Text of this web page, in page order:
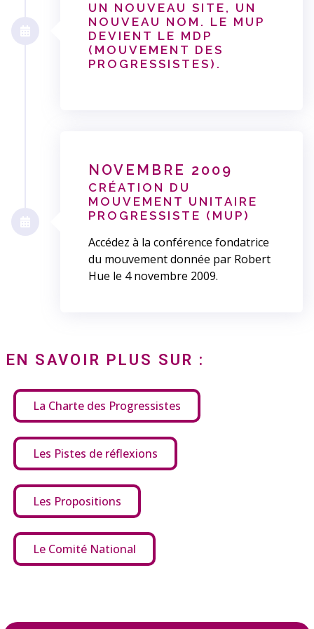
UN NOUVEAU SITE, UN
NOUVEAU NOM. LE MUP
DEVIENT LE MDP
(MOUVEMENT DES
PROGRESSISTES).
NOVEMBRE 2009
CRÉATION DU
MOUVEMENT UNITAIRE
PROGRESSISTE (MUP)
Accédez à la conférence fondatrice
du mouvement donnée par Robert
Hue le 4 novembre 2009.
EN SAVOIR PLUS SUR :
La Charte des Progressistes
Les Pistes de réflexions
Les Propositions
Le Comité National